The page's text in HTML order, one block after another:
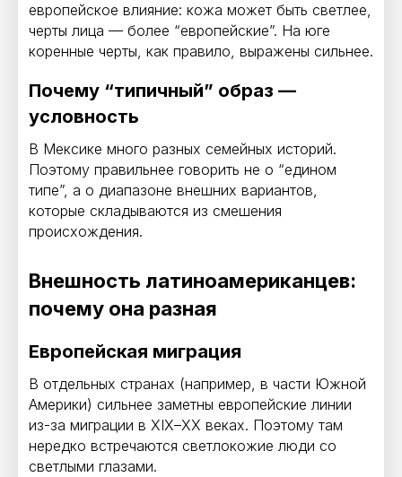
европейское влияние: кожа может быть светлее,
черты лица — более “европейские”. На юге
коренные черты, как правило, выражены сильнее.
Почему “типичный” образ —
условность
В Мексике много разных семейных историй.
Поэтому правильнее говорить не о “едином
типе”, а о диапазоне внешних вариантов,
которые складываются из смешения
происхождения.
Внешность латиноамериканцев:
почему она разная
Европейская миграция
В отдельных странах (например, в части Южной
Америки) сильнее заметны европейские линии
из-за миграции в XIX–XX веках. Поэтому там
нередко встречаются светлокожие люди со
светлыми глазами.